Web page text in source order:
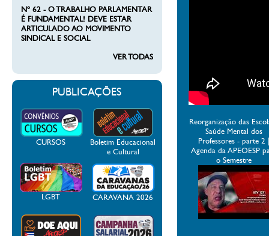
Nº 62 - O TRABALHO PARLAMENTAR
É FUNDAMENTAL! DEVE ESTAR
ARTICULADO AO MOVIMENTO
SINDICAL E SOCIAL
VER TODAS
PUBLICAÇÕES
CURSOS
Boletim Educacional
e Cultural
LGBT CARAVANA 2026
Reorganização das
Saúde Mental dos
Professores - parte 2
Agenda da APEOESP
o Semestre